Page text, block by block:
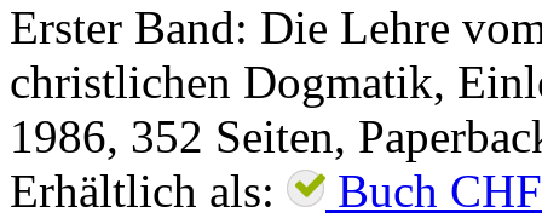
Erster Band: Die Lehre
christlichen Dogmatik,
1986, 352 Seiten,
Erhältlich als:
Buch